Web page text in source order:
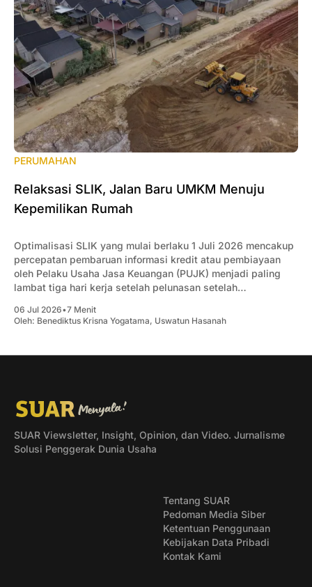
PERUMAHAN
Relaksasi SLIK, Jalan Baru UMKM Menuju
Kepemilikan Rumah
Optimalisasi SLIK yang mulai berlaku 1 Juli 2026 mencakup
percepatan pembaruan informasi kredit atau pembiayaan
oleh Pelaku Usaha Jasa Keuangan (PUJK) menjadi paling
lambat tiga hari kerja setelah pelunasan setelah
hingga satu bulan atau lebih.
06 Jul 2026•7 Menit
Oleh: Benediktus Krisna Yogatama, Uswatun Hasanah
SUAR Viewsletter, Insight, Opinion, dan Video. Jurnalisme
Solusi Penggerak Dunia Usaha
Tentang SUAR
Pedoman Media Siber
Ketentuan Penggunaan
Kebijakan Data Pribadi
Kontak Kami